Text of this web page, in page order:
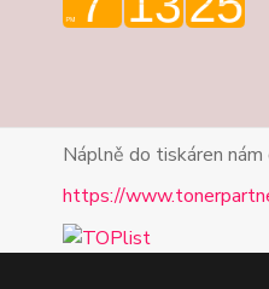
Náplně do tiskáren
https://